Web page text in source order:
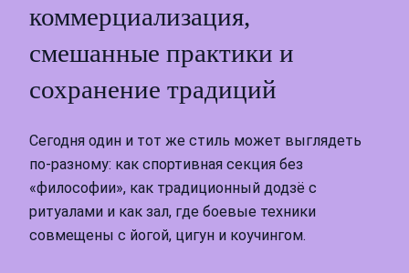
коммерциализация,
смешанные практики и
сохранение традиций
Сегодня один и тот же стиль может выглядеть
по-разному: как спортивная секция без
«философии», как традиционный додзё с
ритуалами и как зал, где боевые техники
совмещены с йогой, цигун и коучингом.